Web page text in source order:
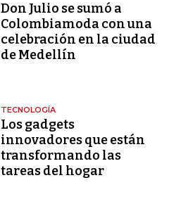
Don Julio se sumó a
Colombiamoda con una
celebración en la ciudad
de Medellín
TECNOLOGÍA
Los gadgets
innovadores que están
transformando las
tareas del hogar